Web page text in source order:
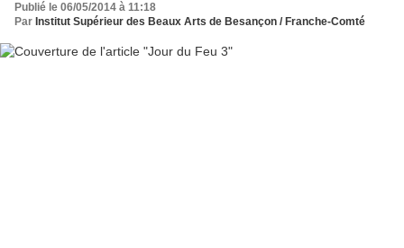
Publié le 06/05/2014 à 11:18
Par Institut Supérieur des Beaux Arts de Besançon / Franche-Comté